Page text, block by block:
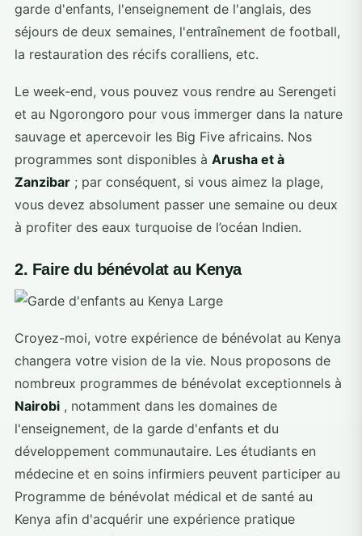
garde d'enfants, l'enseignement de l'anglais, des
séjours de deux semaines, l'entraînement de football,
la restauration des récifs coralliens, etc.
Le week-end, vous pouvez vous rendre au Serengeti
et au Ngorongoro pour vous immerger dans la nature
sauvage et apercevoir les Big Five africains. Nos
programmes sont disponibles à Arusha et à
Zanzibar ; par conséquent, si vous aimez la plage,
vous devez absolument passer une semaine ou deux
à profiter des eaux turquoise de l’océan Indien.
2. Faire du bénévolat au Kenya
Croyez-moi, votre expérience de bénévolat au Kenya
changera votre vision de la vie. Nous proposons de
nombreux programmes de bénévolat exceptionnels à
Nairobi , notamment dans les domaines de
l'enseignement, de la garde d'enfants et du
développement communautaire. Les étudiants en
médecine et en soins infirmiers peuvent participer au
Programme de bénévolat médical et de santé au
Kenya afin d'acquérir une expérience pratique